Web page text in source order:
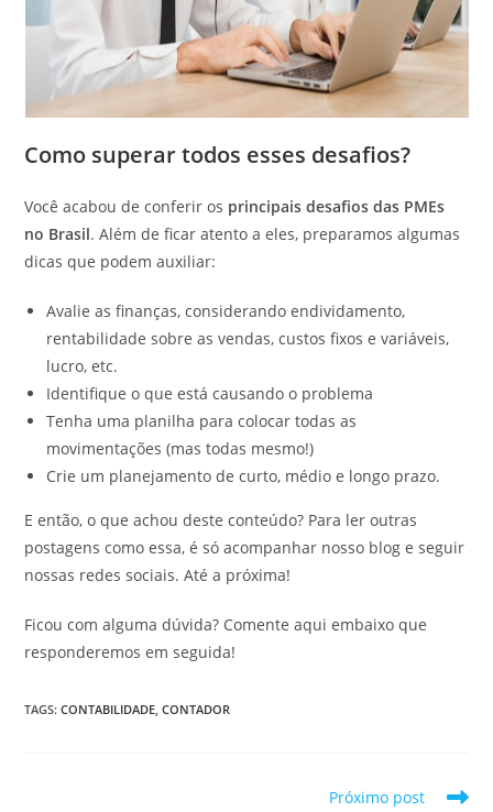
Como superar todos esses desafios?
Você acabou de conferir os principais desafios das PMEs
no Brasil. Além de ficar atento a eles, preparamos algumas
dicas que podem auxiliar:
Avalie as finanças, considerando endividamento,
rentabilidade sobre as vendas, custos fixos e variáveis,
lucro, etc.
Identifique o que está causando o problema
Tenha uma planilha para colocar todas as
movimentações (mas todas mesmo!)
Crie um planejamento de curto, médio e longo prazo.
E então, o que achou deste conteúdo? Para ler outras
postagens como essa, é só acompanhar nosso blog e seguir
nossas redes sociais. Até a próxima!
Ficou com alguma dúvida? Comente aqui embaixo que
responderemos em seguida!
TAGS:CONTABILIDADE, CONTADOR
Próximo post